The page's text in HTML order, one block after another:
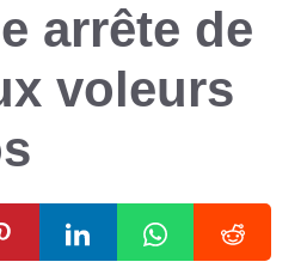
arrête de
voleurs